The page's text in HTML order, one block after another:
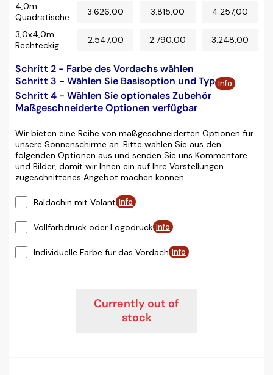
4,0m
Quadratische
3.626,00 3.815,00 4.257,00
3,0x4,0m
Rechteckig
2.547,00 2.790,00 3.248,00
Schritt 2 - Farbe des Vordachs wählen
Schritt 3 - Wählen Sie Basisoption und Typ Info
Schritt 4 - Wählen Sie optionales Zubehör
Maßgeschneiderte Optionen verfügbar
Wir bieten eine Reihe von maßgeschneiderten Optionen für
unsere Sonnenschirme an. Bitte wählen Sie aus den
folgenden Optionen aus und senden Sie uns Kommentare
und Bilder, damit wir Ihnen ein auf Ihre Vorstellungen
zugeschnittenes Angebot machen können.
Baldachin mit Volant Info
Vollfarbdruck oder Logodruck Info
Individuelle Farbe für das Vordach Info
Currently out of
stock